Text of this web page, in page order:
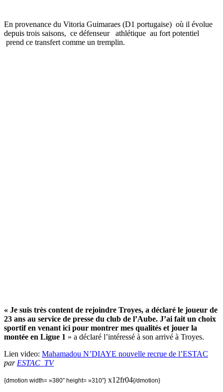
En provenance du Vitoria Guimaraes (D1 portugaise) où il évolue
depuis trois saisons, ce défenseur athlétique au fort potentiel
prend ce transfert comme un tremplin.
« Je suis très content de rejoindre Troyes, a déclaré le joueur de
23 ans au service de presse du club de l’Aube. J’ai fait un choix
sportif en venant ici pour montrer mes qualités et jouer la
montée en Ligue 1 » a déclaré l’intéressé à son arrivé à Troyes.
Lien video: Mahamadou N’DIAYE nouvelle recrue de l’ESTAC
par ESTAC_TV
{dmotion width= »380″ height= »310″} x12fr04{/dmotion}